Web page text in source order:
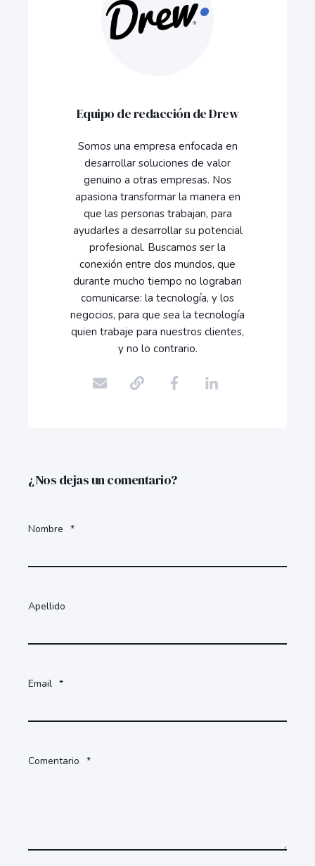
Equipo de redacción de Drew
Somos una empresa enfocada en
desarrollar soluciones de valor
genuino a otras empresas. Nos
apasiona transformar la manera en
que las personas trabajan, para
ayudarles a desarrollar su potencial
profesional. Buscamos ser la
conexión entre dos mundos, que
durante mucho tiempo no lograban
comunicarse: la tecnología, y los
negocios, para que sea la tecnología
quien trabaje para nuestros clientes,
y no lo contrario.
¿Nos dejas un comentario?
Nombre *
Apellido
Email *
Comentario *